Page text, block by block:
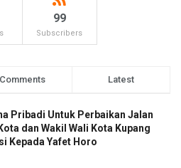
99
Subscribers
Comments Latest
Pribadi Untuk Perbaikan Jalan
dan Wakil Wali Kota Kupang
Kepada Yafet Horo